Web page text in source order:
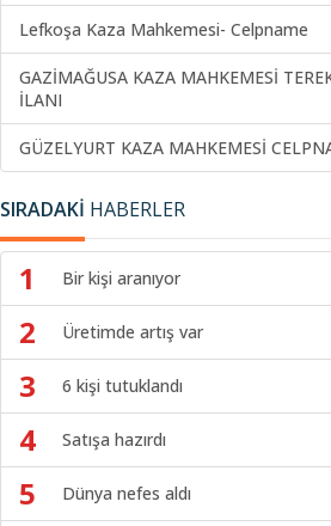
Lefkoşa Kaza Mahkemesi- Celpname
GAZİMAĞUSA KAZA MAHKEMESİ
İLANI
GÜZELYURT KAZA MAHKEMESİ
SIRADAKİ HABERLER
1 Bir kişi aranıyor
2 Üretimde artış var
3 6 kişi tutuklandı
4 Satışa hazırdı
5 Dünya nefes aldı